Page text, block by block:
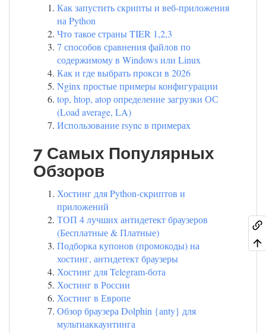
Как запустить скрипты и веб-приложения
на Python
Что такое страны TIER 1,2,3
7 способов сравнения файлов по
содержимому в Windows или Linux
Как и где выбрать прокси в 2026
Nginx простые примеры конфигурации
top, htop, atop определение загрузки ОС
(Load average, LA)
Использование rsync в примерах
7 Самых Популярных
Обзоров
Хостинг для Python-скриптов и
приложений
ТОП 4 лучших антидетект браузеров
(Бесплатные & Платные)
Подборка купонов (промокоды) на
хостинг, антидетект браузеры
Хостинг для Telegram-бота
Хостинг в России
Хостинг в Европе
Обзор браузера Dolphin {anty} для
мультиаккаунтинга